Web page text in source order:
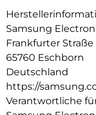
Automatischer
Dein Tablet geht
Aufgaben
Tablet geschlossen
Ruhemodus.
Samsung
Frankfurter Straße
65760 Eschborn
Deutschland
https://
Verantwortliche